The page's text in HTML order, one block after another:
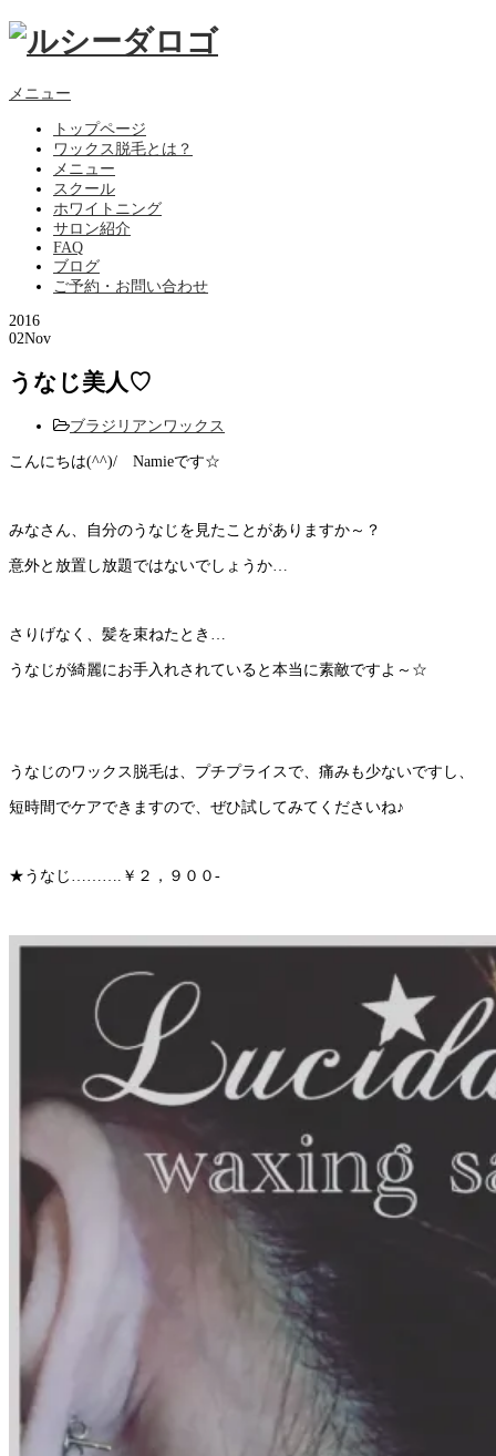
メニュー
トップページ
ワックス脱毛とは？
メニュー
スクール
ホワイトニング
サロン紹介
FAQ
ブログ
ご予約・お問い合わせ
2016
02Nov
うなじ美人♡
ブラジリアンワックス
こんにちは(^^)/ Namieです☆
みなさん、自分のうなじを見たことがありますか～？
意外と放置し放題ではないでしょうか…
さりげなく、髪を束ねたとき…
うなじが綺麗にお手入れされていると本当に素敵ですよ～☆
うなじのワックス脱毛は、プチプライスで、痛みも少ないですし、
短時間でケアできますので、ぜひ試してみてくださいね♪
★うなじ……….￥２，９００-